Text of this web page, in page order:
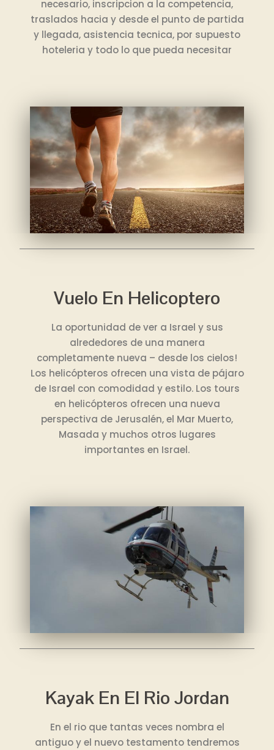
necesario, inscripcion a la competencia,
traslados hacia y desde el punto de partida
y llegada, asistencia tecnica, por supuesto
hoteleria y todo lo que pueda necesitar
Vuelo En Helicoptero
La oportunidad de ver a Israel y sus
alrededores de una manera
completamente nueva – desde los cielos!
Los helicópteros ofrecen una vista de pájaro
de Israel con comodidad y estilo. Los tours
en helicópteros ofrecen una nueva
perspectiva de Jerusalén, el Mar Muerto,
Masada y muchos otros lugares
importantes en Israel.
Kayak En El Rio Jordan
En el rio que tantas veces nombra el
antiguo y el nuevo testamento tendremos